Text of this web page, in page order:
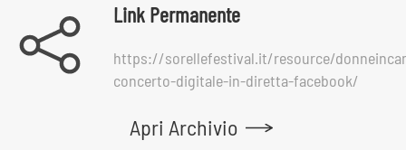
Link Permanente
https://sorellefestival.it/resource/
concerto-digitale-in-diretta-facebook/
Apri Archivio